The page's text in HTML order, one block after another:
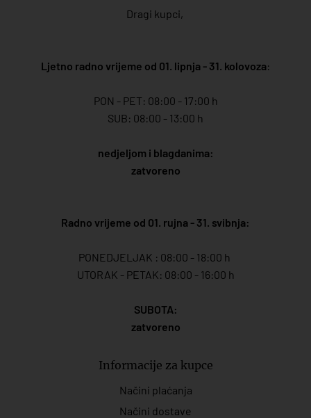
Dragi kupci,
Ljetno radno vrijeme od 01. lipnja - 31. kolovoza:
PON - PET: 08:00 - 17:00 h
SUB: 08:00 - 13:00 h
nedjeljom i blagdanima:
zatvoreno
Radno vrijeme od 01. rujna - 31. svibnja:
PONEDJELJAK : 08:00 - 18:00 h
UTORAK - PETAK: 08:00 - 16:00 h
SUBOTA:
zatvoreno
Informacije za kupce
Načini plaćanja
Načini dostave